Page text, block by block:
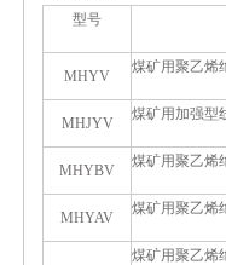
型号
MHYV
煤矿用聚乙烯
MHJYV
煤矿用加强型
MHYBV
煤矿用聚乙烯
MHYAV
煤矿用聚乙烯
煤矿用聚乙烯